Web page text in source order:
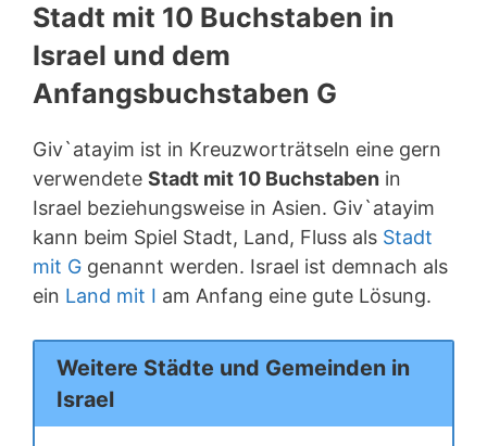
Stadt mit 10 Buchstaben in
Israel und dem
Anfangsbuchstaben G
Giv`atayim ist in Kreuzworträtseln eine gern
verwendete Stadt mit 10 Buchstaben in
Israel beziehungsweise in Asien. Giv`atayim
kann beim Spiel Stadt, Land, Fluss als Stadt
mit G genannt werden. Israel ist demnach als
ein Land mit I am Anfang eine gute Lösung.
Weitere Städte und Gemeinden in
Israel